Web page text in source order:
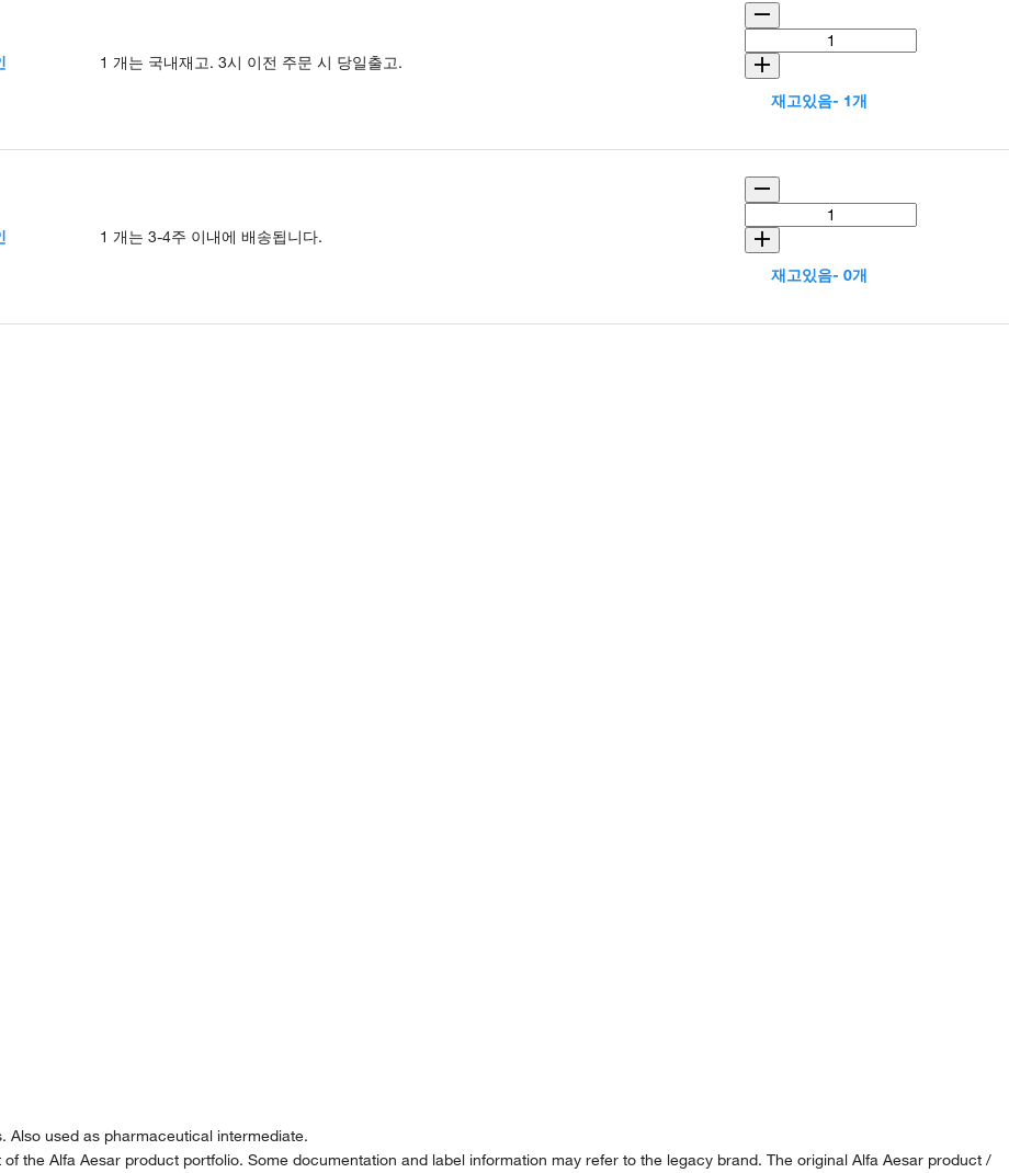
1 개는 국내재고. 3시 이전 주문 시 당일출고.
재고있음- 1개
1 개는 3-4주 이내에 배송됩니다.
재고있음- 0개
Also used as pharmaceutical intermediate.
the Alfa Aesar product portfolio. Some documentation and label information may refer to the legacy brand. The original Alfa Aesar product /